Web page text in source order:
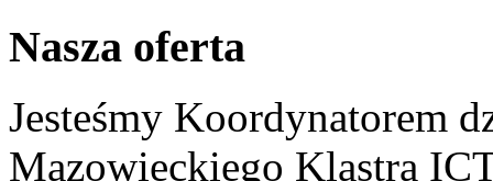
Nasza oferta
Jesteśmy Koordynatorem
Mazowieckiego Klastra